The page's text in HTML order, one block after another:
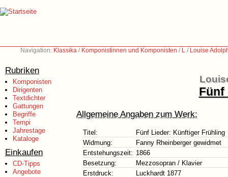
Navigation: Klassika / Komponistinnen und Komponisten / L / Louise
Rubriken
Komponisten
Dirigenten
Textdichter
Gattungen
Begriffe
Tempi
Jahrestage
Kataloge
Einkaufen
CD-Tipps
Angebote
Fünf
Allgemeine Angaben zum Werk:
Titel:
Fünf Lieder: Künftiger Frühling
Widmung:
Fanny Rheinberger gewidmet
Entstehungszeit: 1866
Besetzung:
Mezzosopran / Klavier
Erstdruck:
Luckhardt 1877